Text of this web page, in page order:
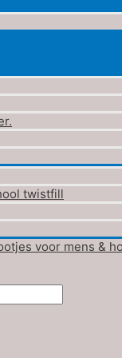
twistfill
voor mens &